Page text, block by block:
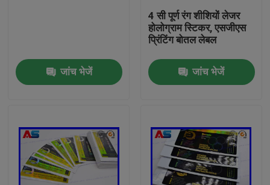
उत्पादों
हमारे बारे में
जांच भेजें
4 सी पूर्ण रंग शीशियों लेजर
होलोग्राम स्टिकर, एसजीएस
प्रिंटिंग बोतल लेबल
जांच भेजें